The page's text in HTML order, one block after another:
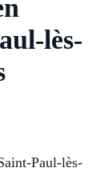
lès-
Paul-lès-